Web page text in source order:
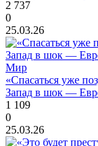
2 737
0
25.03.26
Мир
«Спасаться уже
Запад в шок —
1 109
0
25.03.26